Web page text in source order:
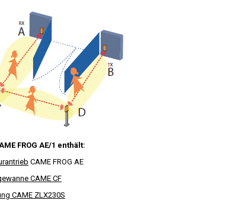
FROG AE/1 enthält:
CAME FROG AE
CAME CF
CAME ZLX230S